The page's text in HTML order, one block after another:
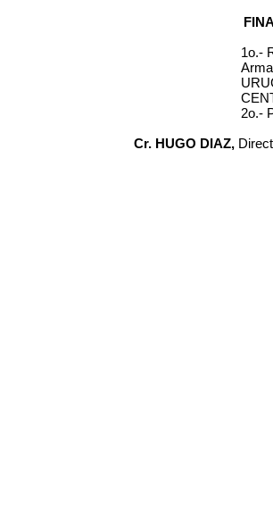
1o.-
2o.-
Cr. HUGO DIAZ,